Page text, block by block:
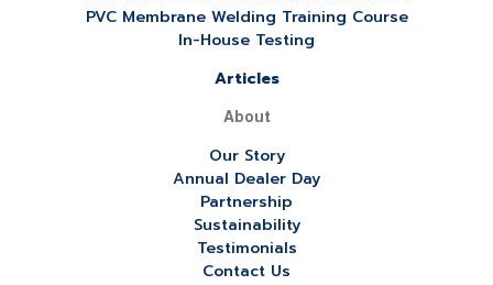
PVC Membrane Welding Training Course
In-House Testing
Articles
About
Our Story
Annual Dealer Day
Partnership
Sustainability
Testimonials
Contact Us